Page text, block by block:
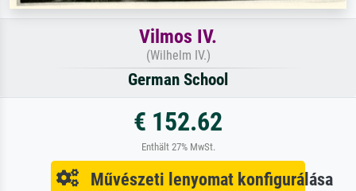
Vilmos IV.
(Wilhelm IV.)
German School
€ 152.62
Enthält 27% MwSt.
Művészeti lenyomat konfigurálása